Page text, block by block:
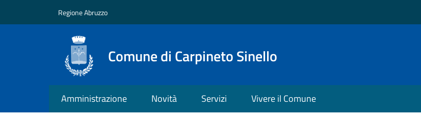
Regione Abruzzo
Comune di Carpineto Sinello
Amministrazione Novità Servizi Vivere il Comune